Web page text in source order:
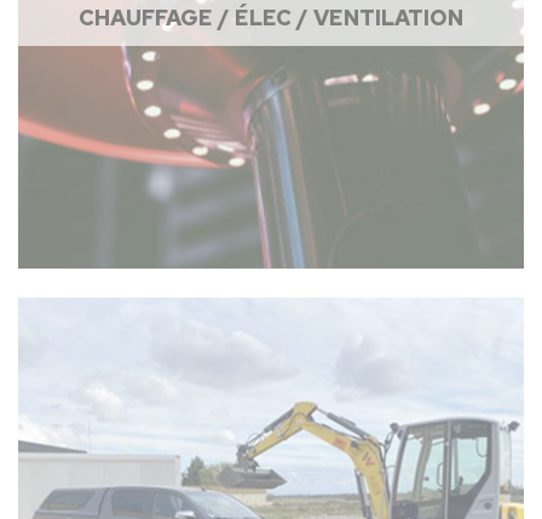
CHAUFFAGE / ÉLEC / VENTILATION